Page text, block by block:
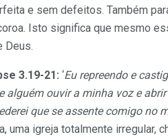
e sem defeitos. Também
Isto significa que mesmo
Deus.
3.19-21: ‘Eu repreendo e
alguém ouvir a minha voz e
que se assente comigo no
uma igreja totalmente